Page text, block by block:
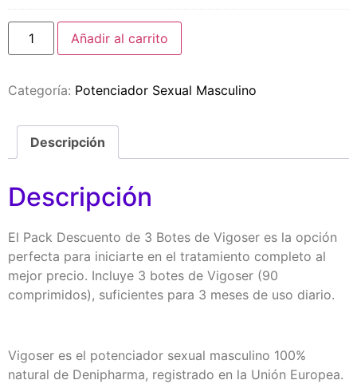
Añadir al carrito
Categoría: Potenciador Sexual Masculino
Descripción
Descripción
El Pack Descuento de 3 Botes de Vigoser es la opción
perfecta para iniciarte en el tratamiento completo al
mejor precio. Incluye 3 botes de Vigoser (90
comprimidos), suficientes para 3 meses de uso diario.
Vigoser es el potenciador sexual masculino 100%
natural de Denipharma, registrado en la Unión Europea.